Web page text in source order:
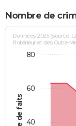
Bricolage
Lifestyle
Culture
Sport
Auto
Television
Voyage
Cinema
Nombre de
Données 2025 (source :
l'Intérieur et des Outre-
40
60
80